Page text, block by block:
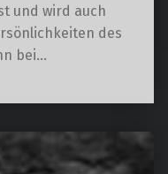
und wird auch
des
bei…